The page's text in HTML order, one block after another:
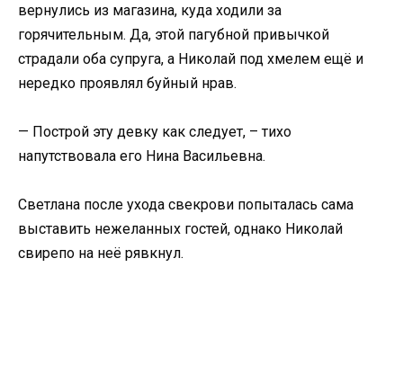
вернулись из магазина, куда ходили за
горячительным. Да, этой пагубной привычкой
страдали оба супруга, а Николай под хмелем ещё и
нередко проявлял буйный нрав.
— Построй эту девку как следует, – тихо
напутствовала его Нина Васильевна.
Светлана после ухода свекрови попыталась сама
выставить нежеланных гостей, однако Николай
свирепо на неё рявкнул.